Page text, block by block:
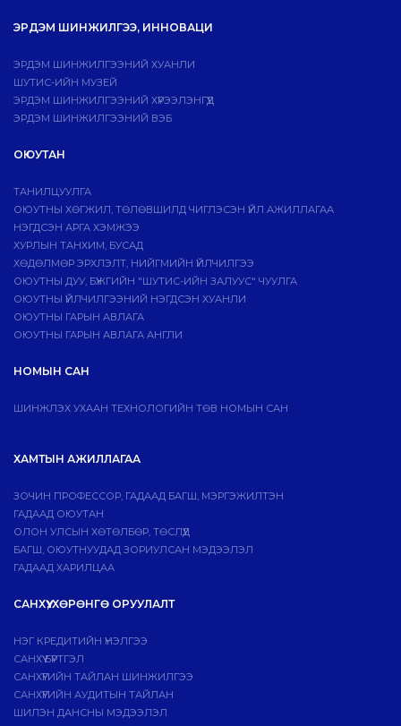
ЭРДЭМ ШИНЖИЛГЭЭ, ИННОВАЦИ
ЭРДЭМ ШИНЖИЛГЭЭНИЙ ХУАНЛИ
ШУТИС-ИЙН МУЗЕЙ
ЭРДЭМ ШИНЖИЛГЭЭНИЙ ХҮРЭЭЛЭНГҮҮД
ЭРДЭМ ШИНЖИЛГЭЭНИЙ ВЭБ
ОЮУТАН
ТАНИЛЦУУЛГА
ОЮУТНЫ ХӨГЖИЛ, ТӨЛӨВШИЛД ЧИГЛЭСЭН ҮЙЛ АЖИЛЛАГАА
НЭГДСЭН АРГА ХЭМЖЭЭ
ХУРЛЫН ТАНХИМ, БУСАД
ХӨДӨЛМӨР ЭРХЛЭЛТ, НИЙГМИЙН ҮЙЛЧИЛГЭЭ
ОЮУТНЫ ДУУ, БҮЖГИЙН "ШУТИС-ИЙН ЗАЛУУС" ЧУУЛГА
ОЮУТНЫ ҮЙЛЧИЛГЭЭНИЙ НЭГДСЭН ХУАНЛИ
ОЮУТНЫ ГАРЫН АВЛАГА
ОЮУТНЫ ГАРЫН АВЛАГА АНГЛИ
НОМЫН САН
ШИНЖЛЭХ УХААН ТЕХНОЛОГИЙН ТӨВ НОМЫН САН
ХАМТЫН АЖИЛЛАГАА
ЗОЧИН ПРОФЕССОР, ГАДААД БАГШ, МЭРГЭЖИЛТЭН
ГАДААД ОЮУТАН
ОЛОН УЛСЫН ХӨТӨЛБӨР, ТӨСЛҮҮД
БАГШ, ОЮУТНУУДАД ЗОРИУЛСАН МЭДЭЭЛЭЛ
ГАДААД ХАРИЛЦАА
САНХҮҮ, ХӨРӨНГӨ ОРУУЛАЛТ
НЭГ КРЕДИТИЙН ҮНЭЛГЭЭ
САНХҮҮ БҮРТГЭЛ
САНХҮҮГИЙН ТАЙЛАН ШИНЖИЛГЭЭ
САНХҮҮГИЙН АУДИТЫН ТАЙЛАН
ШИЛЭН ДАНСНЫ МЭДЭЭЛЭЛ